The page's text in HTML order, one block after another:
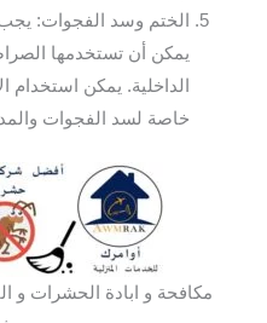
الختم وسد الفجوات:
يمكن أن تستخدمها
الداخلية. يمكن استخدام
خاصة لسد الفجوات
مكافحة و ابادة الحشرات و